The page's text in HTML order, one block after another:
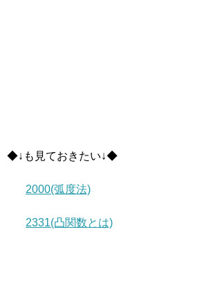
◆↓も見ておきたい↓◆
2000(弧度法)
2331(凸関数とは)